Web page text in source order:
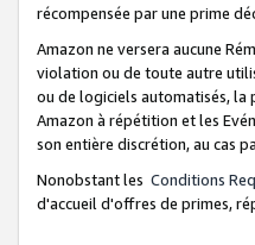
récompensée par une prime
Amazon ne versera aucune
violation ou de toute autre
ou de logiciels automatisés, la
Amazon à répétition et les
son entière discrétion, au cas
Nonobstant les Conditions
d'accueil d'offres de primes,